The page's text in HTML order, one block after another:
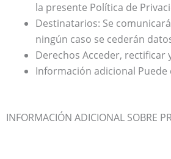
la presente Política de
Destinatarios: Se
ningún caso se cederán
Derechos Acceder,
Información adicional
INFORMACIÓN ADICIONAL SOBRE